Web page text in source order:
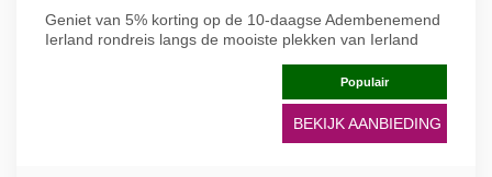
Geniet van 5% korting op de 10-daagse Adembenemend
Ierland rondreis langs de mooiste plekken van Ierland
Populair
BEKIJK AANBIEDING